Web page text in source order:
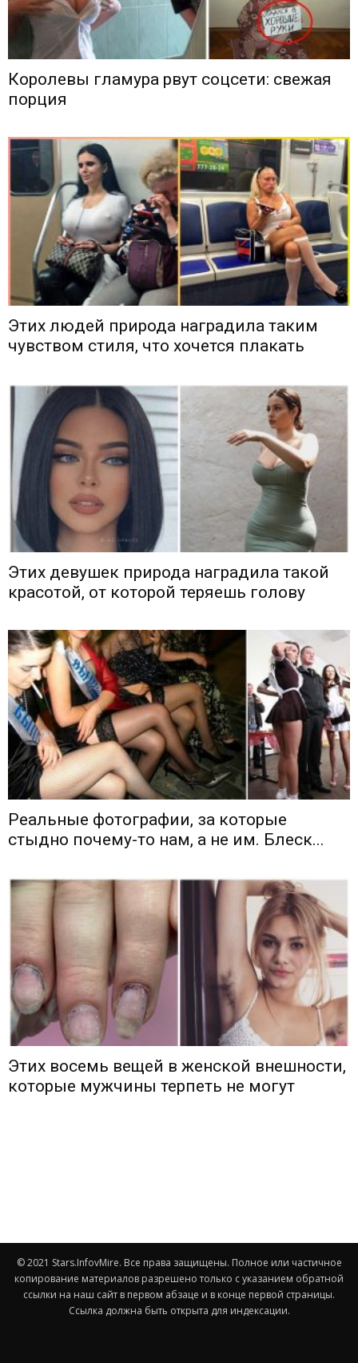
Королевы гламура рвут соцсети: свежая
порция
Этих людей природа наградила таким
чувством стиля, что хочется плакать
Этих девушек природа наградила такой
красотой, от которой теряешь голову
Реальные фотографии, за которые
стыдно почему-то нам, а не им. Блеск...
Этих восемь вещей в женской внешности,
которые мужчины терпеть не могут
© 2021 Stars.InfovMire. Все права защищены. Полное или частичное
копирование материалов разрешено только с указанием обратной
ссылки на наш сайт в первом абзаце и в конце первой страницы.
Ссылка должна быть открыта для индексации.